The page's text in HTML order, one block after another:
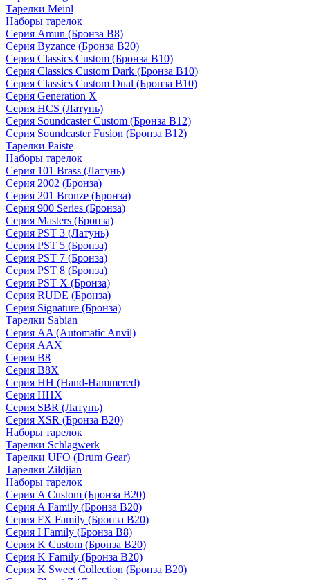
Тарелки Meinl
Наборы тарелок
Серия Amun (Бронза B8)
Серия Byzance (Бронза B20)
Серия Classics Custom (Бронза B10)
Серия Classics Custom Dark (Бронза B10)
Серия Classics Custom Dual (Бронза B10)
Серия Generation X
Серия HCS (Латунь)
Серия Soundcaster Custom (Бронза B12)
Серия Soundcaster Fusion (Бронза B12)
Тарелки Paiste
Наборы тарелок
Серия 101 Brass (Латунь)
Серия 2002 (Бронза)
Серия 201 Bronze (Бронза)
Серия 900 Series (Бронза)
Серия Masters (Бронза)
Серия PST 3 (Латунь)
Серия PST 5 (Бронза)
Серия PST 7 (Бронза)
Серия PST 8 (Бронза)
Серия PST X (Бронза)
Серия RUDE (Бронза)
Серия Signature (Бронза)
Тарелки Sabian
Серия AA (Automatic Anvil)
Серия AAX
Серия B8
Серия B8X
Серия HH (Hand-Hammered)
Серия HHX
Серия SBR (Латунь)
Серия XSR (Бронза B20)
Наборы тарелок
Тарелки Schlagwerk
Тарелки UFO (Drum Gear)
Тарелки Zildjian
Наборы тарелок
Серия A Custom (Бронза B20)
Серия A Family (Бронза B20)
Серия FX Family (Бронза B20)
Серия I Family (Бронза B8)
Серия K Custom (Бронза B20)
Серия K Family (Бронза B20)
Серия K Sweet Collection (Бронза B20)